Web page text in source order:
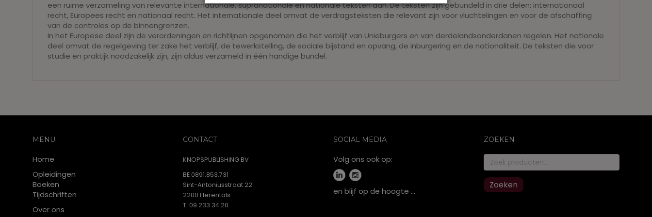
een ruime verzameling van relevante internationale, supranationale en nationale teksten aan. De teksten zijn gebundeld in drie delen: internationaal
recht, Europees recht en nationaal recht. Het internationale deel omvat de verdragsteksten die relevant zijn voor vluchtelingen en voor de afschaffing
van de controles op de binnengrenzen.
In het Europese deel zijn de verordeningen en richtlijnen opgenomen die het verblijf van Unieburgers en van derdelandsonderdanen regelen. Het nationale
deel omvat de regelgeving ter zake het verblijf, de tewerkstelling, de sociale bijstand en opvang, de inburgering en de nationaliteit. De teksten die voor
studie en praktijk noodzakelijk zijn, zijn aldus verzameld in één handige bundel.
MENU
Home
Opleidingen
Boeken
Tijdschriften
Over ons
CONTACT
KNOPSPUBLISHING BV
BE 0891.853.731
Sint-Antoniusstraat 22
2200 Herentals
T. 09 233 34 20
SOCIAL MEDIA
Volg ons ook op:
en blijf op de hoogte …
ZOEKEN
Zoeken
naar:
Zoeken